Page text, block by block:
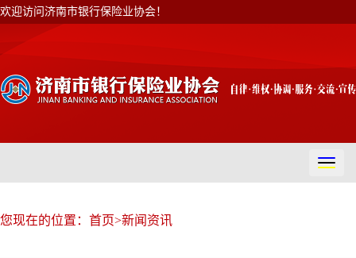
欢迎访问济南市银行保险业协会！
切
换
您现在的位置： 首页>新闻资讯